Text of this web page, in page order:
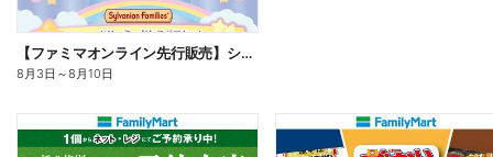
【ファミマオンライン先行販売】シルバニアファミリー
8月3日 ～8月10日